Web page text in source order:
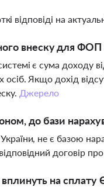
відповіді на
внеску для ФОП
є сума доходу
Якщо дохід
Джерело
до бази
не є базою
договір про
вплинуть на